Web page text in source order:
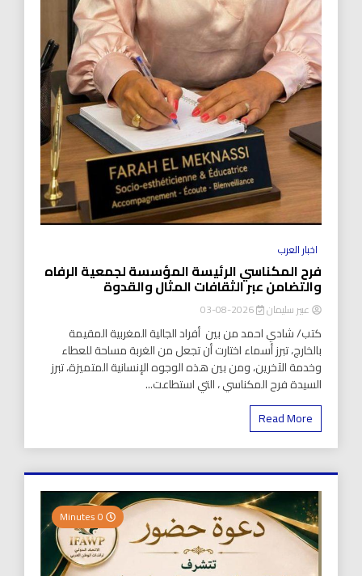
اخبار العرب
فرح المكناسي الرئيسة المؤسسة لجمعية الرفاه
والتضامن عبر الثقافات المثال والقدوة
عبير سليمان 2026-08-03
كتب/ شادي احمد من بين أفراد الجالية المغربية المقيمة
بالخارج، تبرز أسماء اختارت أن تجعل من الغربة مساحة للعطاء
وخدمة الآخرين، ومن بين هذه الوجوه الإنسانية المتميزة، تبرز
السيدة فرح المكناسي ، التي استطاعت...
Read More